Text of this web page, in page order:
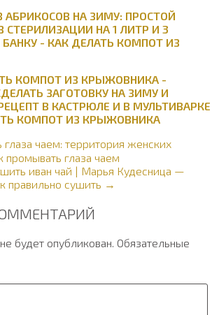
АБРИКОСОВ НА ЗИМУ: ПРОСТОЙ
СТЕРИЛИЗАЦИИ НА 1 ЛИТР И 3
- КАК ДЕЛАТЬ КОМПОТ ИЗ
КОМПОТ ИЗ КРЫЖОВНИКА -
ЗАГОТОВКУ НА ЗИМУ И
В КАСТРЮЛЕ И В МУЛЬТИВАРКЕ
КОМПОТ ИЗ КРЫЖОВНИКА
чаем: территория женских
промывать глаза чаем
иван чай | Марья Кудесница —
правильно сушить →
будет опубликован. Обязательные